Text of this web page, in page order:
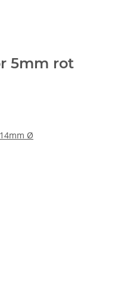
5mm rot
Ø